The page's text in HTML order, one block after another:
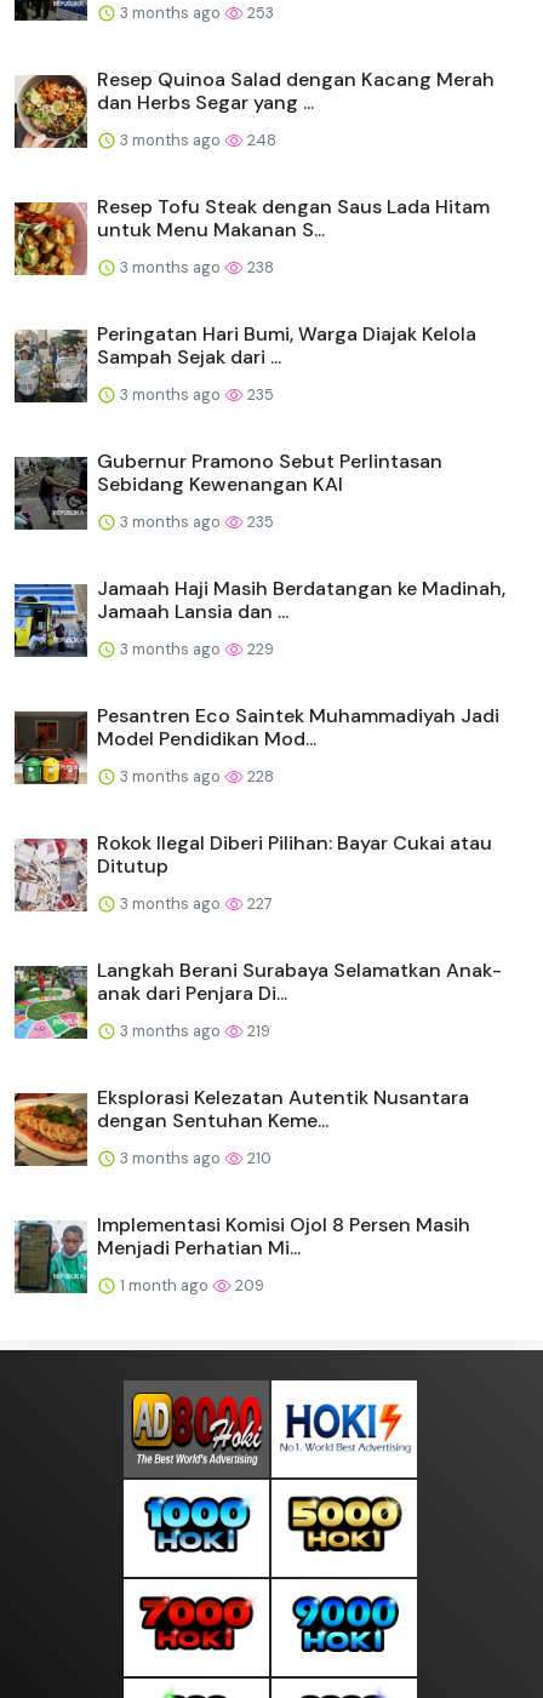
3 months ago 253
Resep Quinoa Salad dengan Kacang Merah
dan Herbs Segar yang ...
3 months ago 248
Resep Tofu Steak dengan Saus Lada Hitam
untuk Menu Makanan S...
3 months ago 238
Peringatan Hari Bumi, Warga Diajak Kelola
Sampah Sejak dari ...
3 months ago 235
Gubernur Pramono Sebut Perlintasan
Sebidang Kewenangan KAI
3 months ago 235
Jamaah Haji Masih Berdatangan ke Madinah,
Jamaah Lansia dan ...
3 months ago 229
Pesantren Eco Saintek Muhammadiyah Jadi
Model Pendidikan Mod...
3 months ago 228
Rokok Ilegal Diberi Pilihan: Bayar Cukai atau
Ditutup
3 months ago 227
Langkah Berani Surabaya Selamatkan Anak-
anak dari Penjara Di...
3 months ago 219
Eksplorasi Kelezatan Autentik Nusantara
dengan Sentuhan Keme...
3 months ago 210
Implementasi Komisi Ojol 8 Persen Masih
Menjadi Perhatian Mi...
1 month ago 209